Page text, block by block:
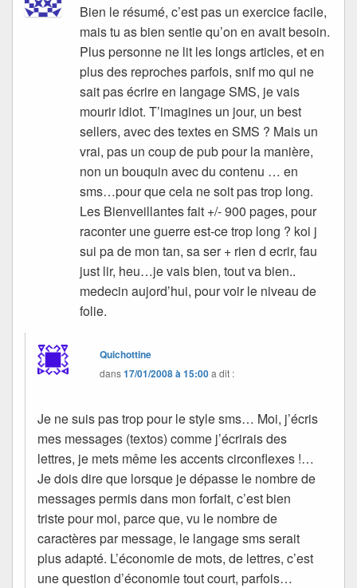
Bien le résumé, c’est pas un exercice facile,
mais tu as bien sentie qu’on en avait besoin.
Plus personne ne lit les longs articles, et en
plus des reproches parfois, snif mo qui ne
sait pas écrire en langage SMS, je vais
mourir idiot. T’imagines un jour, un best
sellers, avec des textes en SMS ? Mais un
vrai, pas un coup de pub pour la manière,
non un bouquin avec du contenu … en
sms…pour que cela ne soit pas trop long.
Les Bienveillantes fait +/- 900 pages, pour
raconter une guerre est-ce trop long ? koi j
sui pa de mon tan, sa ser + rien d ecrir, fau
just lir, heu…je vais bien, tout va bien..
medecin aujord’hui, pour voir le niveau de
folie.
Quichottine
dans17/01/2008 à 15:00a dit :
Je ne suis pas trop pour le style sms… Moi, j’écris
mes messages (textos) comme j’écrirais des
lettres, je mets même les accents circonflexes !…
Je dois dire que lorsque je dépasse le nombre de
messages permis dans mon forfait, c’est bien
triste pour moi, parce que, vu le nombre de
caractères par message, le langage sms serait
plus adapté. L’économie de mots, de lettres, c’est
une question d’économie tout court, parfois…